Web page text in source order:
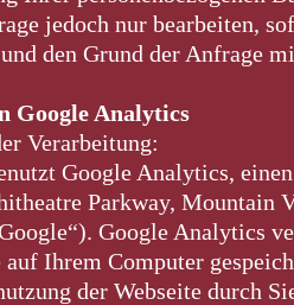
jedoch nur bearbeiten,
den Grund der Anfrage
Google Analytics
Verarbeitung:
Google Analytics,
Parkway, Mountain
Google Analytics
Ihrem Computer
der Webseite durch